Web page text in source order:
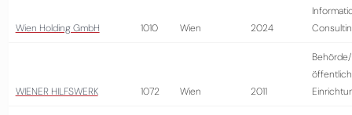
Wien Holding GmbH 1010 Wien 2024
WIENER HILFSWERK 1072 Wien 2011
Behörde/